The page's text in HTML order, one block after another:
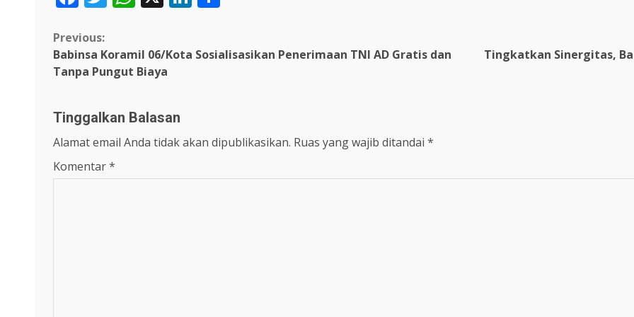
Continue
Reading
Previous:
Babinsa Koramil 06/Kota Sosialisasikan Penerimaan TNI AD Gratis dan
Tanpa Pungut Biaya
Tingkatkan Sinergitas,
Tinggalkan Balasan
Alamat email Anda tidak akan dipublikasikan. Ruas yang wajib ditandai *
Komentar*